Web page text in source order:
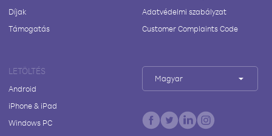
Díjak
Támogatás
Adatvédelmi szabályzat
Customer Complaints Code
LETÖLTÉS
Android
iPhone & iPad
Windows PC
Magyar